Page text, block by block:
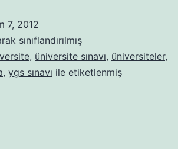
Gerekenler
7, 2012
sınıflandırılmış
, üniversite sınavı, üniversiteler,
, ygs sınavı ile etiketlenmiş